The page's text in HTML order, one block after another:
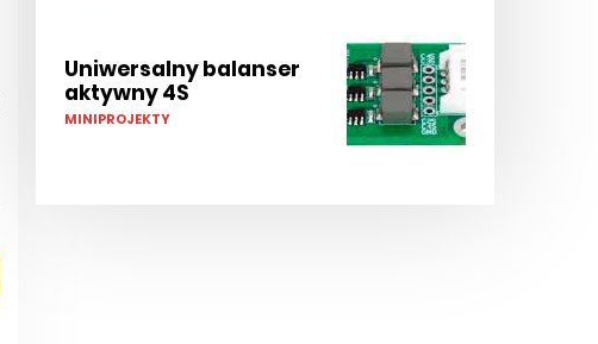
Uniwersalny balanser
aktywny 4S
MINIPROJEKTY